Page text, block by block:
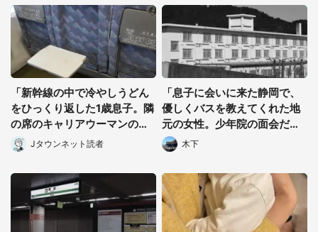
選択する
「新幹線の中で冷やしうどん
をひっくり返した1歳息子。隣
の席のキャリアウーマンの方
に汁が飛んでしまって...」
（東京都・30代女性）
Jタウンネット読者
「息子に会いに来た静岡で、
優しくバスを教えてくれた地
元の女性。少年院の面会だと
打ち明けると...」（群馬県・5
0代女性）
木下